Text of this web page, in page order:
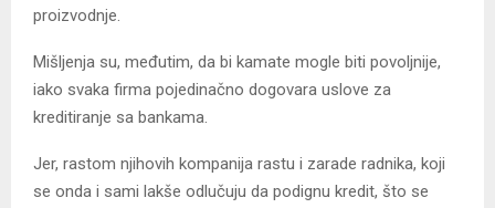
proizvodnje.
Mišljenja su, međutim, da bi kamate mogle biti povoljnije,
iako svaka firma pojedinačno dogovara uslove za
kreditiranje sa bankama.
Јer, rastom njihovih kompanija rastu i zarade radnika, koji
se onda i sami lakše odlučuju da podignu kredit, što se